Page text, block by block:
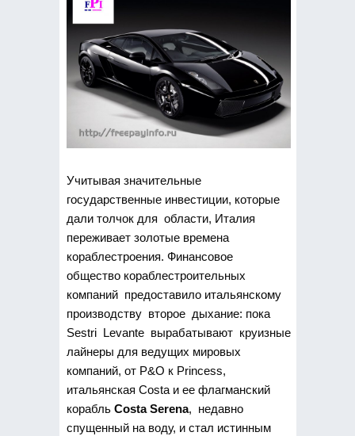
Учитывая значительные
государственные инвестиции, которые
дали толчок для области, Италия
переживает золотые времена
кораблестроения. Финансовое
общество кораблестроительных
компаний предоставило итальянскому
производству второе дыхание: пока
Sestri Levante вырабатывают круизные
лайнеры для ведущих мировых
компаний, от P&O к Princess,
итальянская Costa и ее флагманский
корабль Costa Serena, недавно
спущенный на воду, и стал истинным